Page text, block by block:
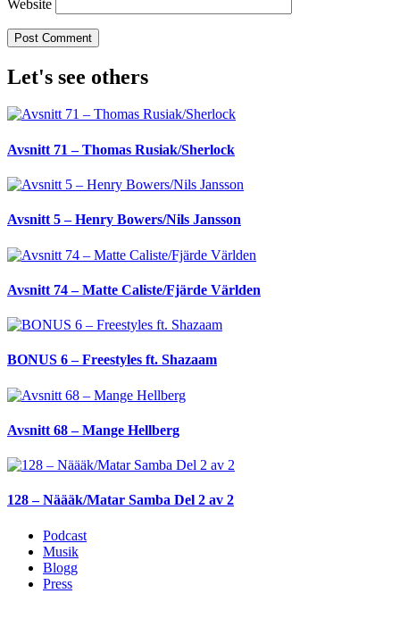
Website
Let's see others
Avsnitt 71 – Thomas Rusiak/Sherlock
Avsnitt 5 – Henry Bowers/Nils Jansson
Avsnitt 74 – Matte Caliste/Fjärde Världen
BONUS 6 – Freestyles ft. Shazaam
Avsnitt 68 – Mange Hellberg
128 – Näääk/Matar Samba Del 2 av 2
Podcast
Musik
Blogg
Press